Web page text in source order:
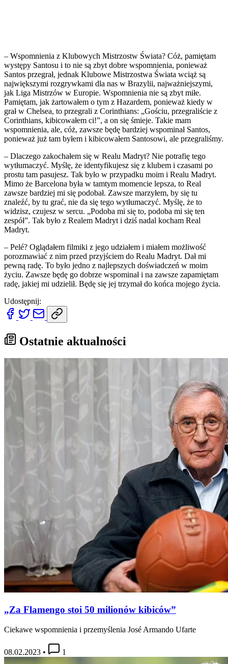
– Wspomnienia z Klubowych Mistrzostw Świata? Cóż, pamiętam
występy Santosu i to nie są zbyt dobre wspomnienia, ponieważ
Santos przegrał, jednak Klubowe Mistrzostwa Świata wciąż są
największymi rozgrywkami dla nas w Brazylii, najważniejszymi,
jak Liga Mistrzów w Europie. Wspomnienia nie są zbyt miłe.
Pamiętam, jak żartowałem o tym z Hazardem, ponieważ kiedy w
grał w Chelsea, to przegrali z Corinthians: „Gościu, przegraliście z
Corinthians, kibicowałem ci!”, a on się śmieje. Takie mam
wspomnienia, ale, cóż, zawsze będę bardziej wspominał Santos,
ponieważ już tam byłem i kibicowałem Santosowi, ale przegraliśmy.
– Dlaczego zakochałem się w Realu Madryt? Nie potrafię tego
wytłumaczyć. Myślę, że identyfikujesz się z klubem i czasami po
prostu tam pasujesz. Tak było w przypadku moim i Realu Madryt.
Mimo że Barcelona była w tamtym momencie lepsza, to Real
zawsze bardziej mi się podobał. Zawsze marzyłem, by się tu
znaleźć, by tu grać, nie da się tego wytłumaczyć. Myślę, że to
widzisz, czujesz w sercu. „Podoba mi się to, podoba mi się ten
zespół”. Tak było z Realem Madryt i dziś nadal kocham Real
Madryt.
– Pelé? Oglądałem filmiki z jego udziałem i miałem możliwość
porozmawiać z nim przed przyjściem do Realu Madryt. Dał mi
pewną radę. To było jedno z najlepszych doświadczeń w moim
życiu. Zawsze będę go dobrze wspominał i na zawsze zapamiętam
radę, jakiej mi udzielił. Będę się jej trzymał do końca mojego życia.
Udostępnij:
Ostatnie aktualności
„Za Flamengo stoi 50 milionów kibiców”
Ciekawe wspomnienia i przemyślenia José Armando Ufarte
08.02.2023 • 1